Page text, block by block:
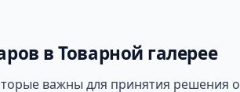
в Товарной галерее
важны для принятия решения о